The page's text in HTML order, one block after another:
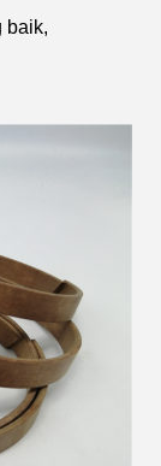
baik,